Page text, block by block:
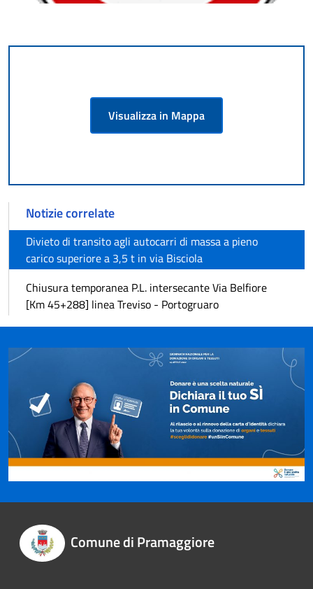
Visualizza in Mappa
Notizie correlate
Divieto di transito agli autocarri di massa a pieno
carico superiore a 3,5 t in via Bisciola
Chiusura temporanea P.L. intersecante Via Belfiore
[Km 45+288] linea Treviso - Portogruaro
Comune di Pramaggiore